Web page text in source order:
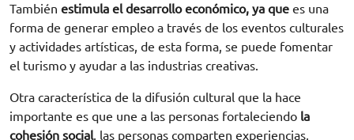
También estimula el desarrollo económico, ya que es una
forma de generar empleo a través de los eventos culturales
y actividades artísticas, de esta forma, se puede fomentar
el turismo y ayudar a las industrias creativas.
Otra característica de la difusión cultural que la hace
importante es que une a las personas fortaleciendo la
cohesión social , las personas comparten experiencias,